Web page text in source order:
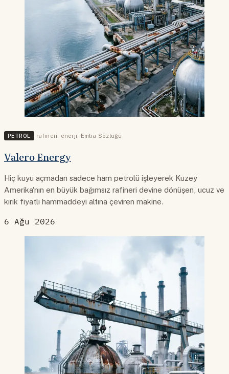
PETROL rafineri, enerji, Emtia Sözlüğü
Valero Energy
Hiç kuyu açmadan sadece ham petrolü işleyerek Kuzey
Amerika'nın en büyük bağımsız rafineri devine dönüşen, ucuz ve
kırık fiyatlı hammaddeyi altına çeviren makine.
6 Ağu 2026